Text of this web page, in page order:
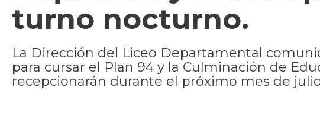
turno nocturno.
La Dirección del Liceo Departamental
para cursar el Plan 94 y la Culminación de
recepcionarán durante el próximo mes de